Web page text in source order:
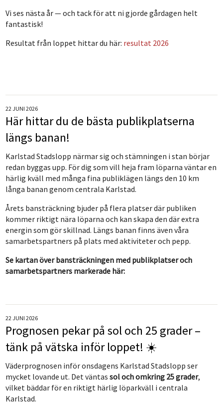
Vi ses nästa år — och tack för att ni gjorde gårdagen helt
fantastisk!
Resultat från loppet hittar du här: resultat 2026
22 JUNI 2026
Här hittar du de bästa publikplatserna
längs banan!
Karlstad Stadslopp närmar sig och stämningen i stan börjar
redan byggas upp. För dig som vill heja fram löparna väntar en
härlig kväll med många fina publiklägen längs den 10 km
långa banan genom centrala Karlstad.
Årets bansträckning bjuder på flera platser där publiken
kommer riktigt nära löparna och kan skapa den där extra
energin som gör skillnad. Längs banan finns även våra
samarbetspartners på plats med aktiviteter och pepp.
Se kartan över bansträckningen med publikplatser och
samarbetspartners markerade här:
22 JUNI 2026
Prognosen pekar på sol och 25 grader –
tänk på vätska inför loppet! ☀️
Väderprognosen inför onsdagens Karlstad Stadslopp ser
mycket lovande ut. Det väntassol och omkring 25 grader,
vilket bäddar för en riktigt härlig löparkväll i centrala
Karlstad.